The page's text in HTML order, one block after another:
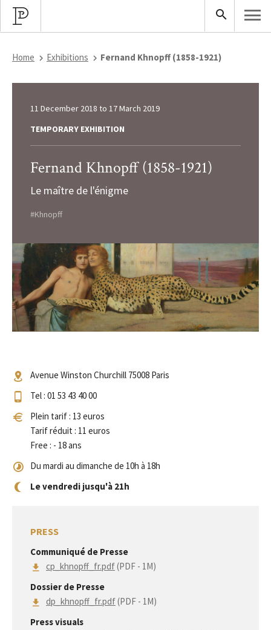
Home Exhibitions Fernand Khnopff (1858-1921)
11 December 2018 to 17 March 2019
TEMPORARY EXHIBITION
Fernand Khnopff (1858-1921)
Le maître de l'énigme
#Khnopff
Avenue Winston Churchill 75008 Paris
Tel : 01 53 43 40 00
Plein tarif : 13 euros
Tarif réduit : 11 euros
Free : - 18 ans
Du mardi au dimanche de 10h à 18h
Le vendredi jusqu'à 21h
PRESS
Communiqué de Presse
cp_khnopff_fr.pdf(PDF - 1M)
Dossier de Presse
dp_khnopff_fr.pdf(PDF - 1M)
Press visuals